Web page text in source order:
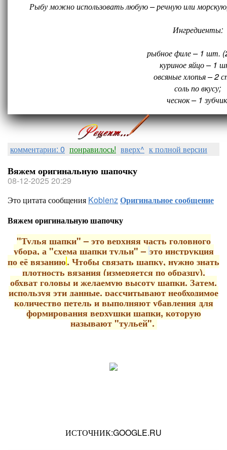
Рыбу можно использовать любую – речную или
Ингредиенты:
рыбное филе – 1 шт.
куриное яйцо – 1
овсяные хлопья – 2
соль по вкусу;
чеснок – 1
комментарии: 0 понравилось! вверх^ к полной версии
Вяжем оригинальную шапочку
08-12-2025 20:29
Это цитата сообщения KoblenzОригинальное сообщение
Вяжем оригинальную шапочку
"Тулья шапки" – это верхняя часть головного
убора, а "схема шапки тульи" – это инструкция
по её вязанию. Чтобы связать шапку, нужно знать
плотность вязания (измеряется по образцу),
обхват головы и желаемую высоту шапки. Затем,
используя эти данные, рассчитывают необходимое
количество петель и выполняют убавления для
формирования верхушки шапки, которую
называют "тульей".
ИСТОЧНИК:GOOGLE.RU